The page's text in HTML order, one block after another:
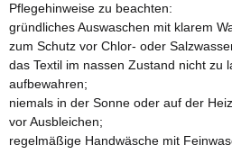
Pflegehinweise zu beachten:
gründliches Auswaschen mit klarem
zum Schutz vor Chlor- oder
das Textil im nassen Zustand nicht zu
aufbewahren;
niemals in der Sonne oder auf der
vor Ausbleichen;
regelmäßige Handwäsche mit